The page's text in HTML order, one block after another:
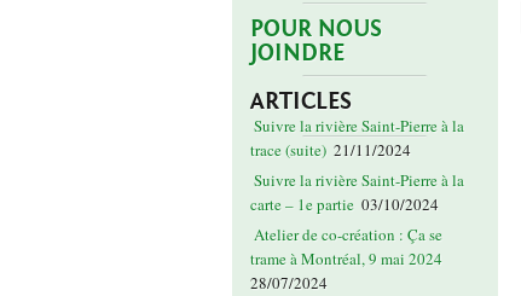
POUR NOUS
JOINDRE
ARTICLES
Suivre la rivière Saint-Pierre à la
trace (suite) 21/11/2024
Suivre la rivière Saint-Pierre à la
carte – 1e partie 03/10/2024
Atelier de co-création : Ça se
trame à Montréal, 9 mai 2024
28/07/2024